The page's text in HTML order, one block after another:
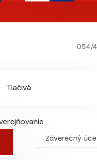
054/
Tlačivá
Záverečný